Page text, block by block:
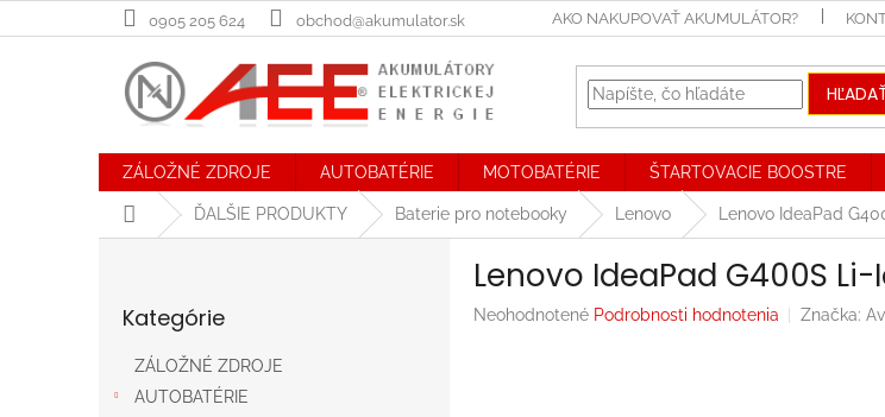
na
0905 205 624 obchod@akumulator.sk AKO NAKUPOVAŤ AKUMULÁTOR?
ZÁLOŽNÉ ZDROJE AUTOBATÉRIE MOTOBATÉRIE ŠTARTOVACIE BOOSTRE
DomovĎALŠIE PRODUKTY Baterie pro notebooky Lenovo Lenovo IdeaPad
kategórie
Kategórie
ZÁLOŽNÉ ZDROJE
AUTOBATÉRIE
Lenovo IdeaPad G400S
Priemerné
Neohodnotené Podrobnosti hodnotenia Značka: